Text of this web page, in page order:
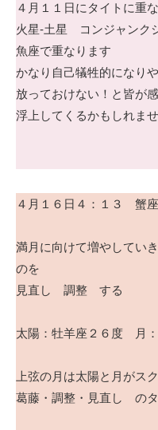
４月１１日にタイトに重
火星-土星 コンジャンク
魚座で重なります
かなり自己犠牲的になり
放っておけない！と皆が
浮上してくるかもしれま
４月１６日４：１３ 蟹
満月に向けて増やしてい
のを
見直し 調整 する
太陽：牡羊座２６度 月
上弦の月は太陽と月がス
葛藤・調整・見直し の